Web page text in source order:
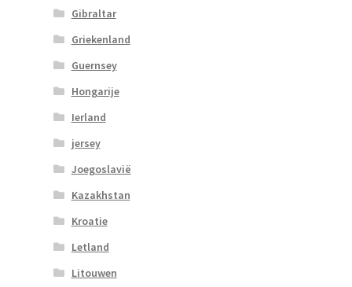
Gibraltar
Griekenland
Guernsey
Hongarije
Ierland
jersey
Joegoslavië
Kazakhstan
Kroatie
Letland
Litouwen